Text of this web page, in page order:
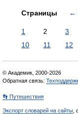
Страницы ←
1 2 3
10
11 12
© Академик, 2000-2026
Обратная связь:
👣 Путешествия
Экспорт словарей на сайты